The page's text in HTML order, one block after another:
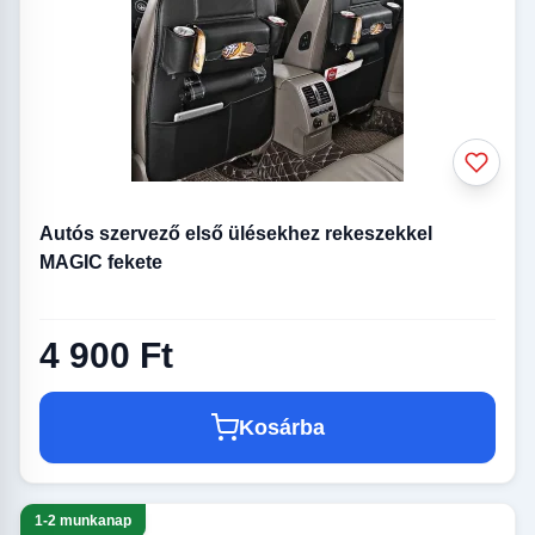
Autós szervező első ülésekhez rekeszekkel
MAGIC fekete
4 900 Ft
Kosárba
1-2 munkanap